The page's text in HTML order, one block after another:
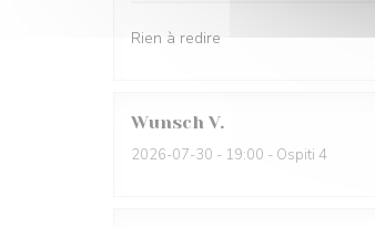
Rien à redire
Wunsch V
2026-07-30 - 19:00 - Ospiti 4